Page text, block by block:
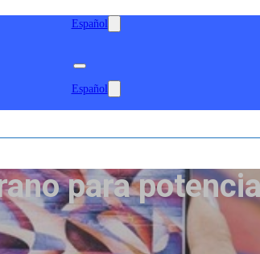
Español
Español
para